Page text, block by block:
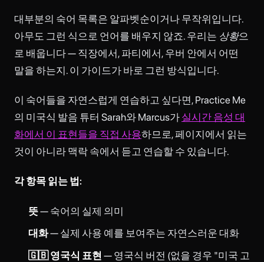
대부분의 숙어 목록은 알파벳순이거나 무작위입니다.
아무도 그런 식으로 언어를 배우지 않죠. 우리는 상황으
로 배웁니다 — 직장에서, 파티에서, 우버 안에서 어떤
말을 하는지. 이 가이드가 바로 그런 방식입니다.
이 숙어들을 자연스럽게 연습하고 싶다면, Practice Me
의 미국식 발음 튜터 Sarah와 Marcus가 실시간 음성 대
화에서 이 표현들을 직접 사용하므로, 페이지에서 읽는
것이 아니라 맥락 속에서 듣고 연습할 수 있습니다.
각 항목 읽는 법:
뜻— 숙어의 실제 의미
대화— 실제 사용 예를 보여주는 자연스러운 대화
🇬🇧 영국식 표현 — 영국식 버전 (없을 경우 "미국 고